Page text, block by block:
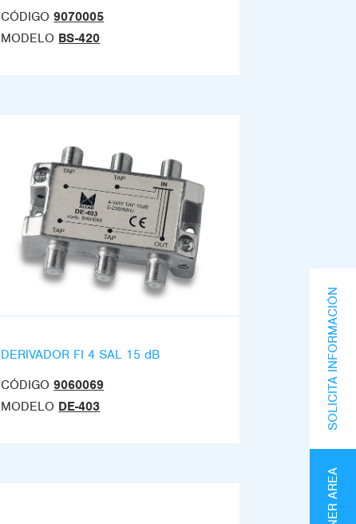
CÓDIGO 9070005
MODELO BS-420
DERIVADOR FI 4 SAL 15 dB
CÓDIGO 9060069
MODELO DE-403 SOLICITA INFORMACIÓN